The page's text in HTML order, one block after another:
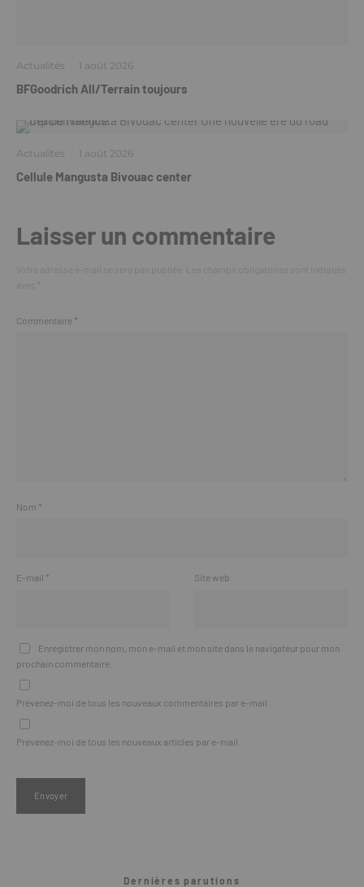
Actualités · 1 août 2026
BFGoodrich All/Terrain toujours
Actualités · 1 août 2026
Cellule Mangusta Bivouac center
Laisser un commentaire
Commentaire *
Nom *
E-mail * Site web
Enregistrer mon nom, mon e-mail et mon site dans le navigateur pour mon
prochain commentaire.
Prévenez-moi de tous les nouveaux commentaires par e-mail.
Prévenez-moi de tous les nouveaux articles par e-mail.
Dernières parutions